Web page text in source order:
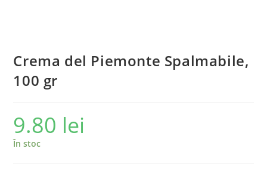
Crema del Piemonte Spalmabile,
100 gr
9.80 lei
În stoc